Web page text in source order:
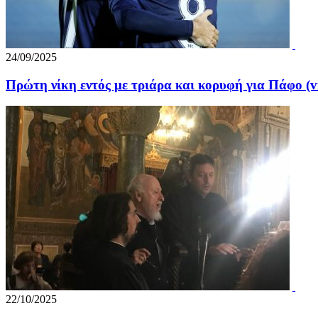
24/09/2025
Πρώτη νίκη εντός με τριάρα και κορυφή για Πάφο
22/10/2025